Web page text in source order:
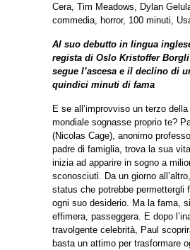
Cera, Tim Meadows, Dylan
commedia, horror, 100 minuti,
Al suo debutto in lingua
regista di Oslo Kristoffer
segue l’ascesa e il declino di
quindici minuti di fama
E se all’improvviso un terzo
mondiale sognasse proprio te?
(Nicolas Cage), anonimo
padre di famiglia, trova la sua
inizia ad apparire in sogno a
sconosciuti. Da un giorno
status che potrebbe permettergli
ogni suo desiderio. Ma la fama,
effimera, passeggera. E dopo
travolgente celebrità, Paul
basta un attimo per trasformare